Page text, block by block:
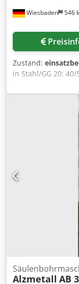
Wiesbaden 546
Zustand:
in Stahl/GG 20:
H D Nopfx Ab Rsf
600 mm gr.
Pinolenhub: 180
durch
stufenlos
Vorschübe: 0,09;
380 V, 2,6/3,2 kW
Alzmetall AB